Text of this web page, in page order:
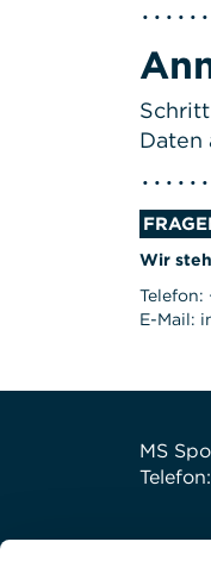
Daten
Wir
Telefon:
E-Mail:
MS